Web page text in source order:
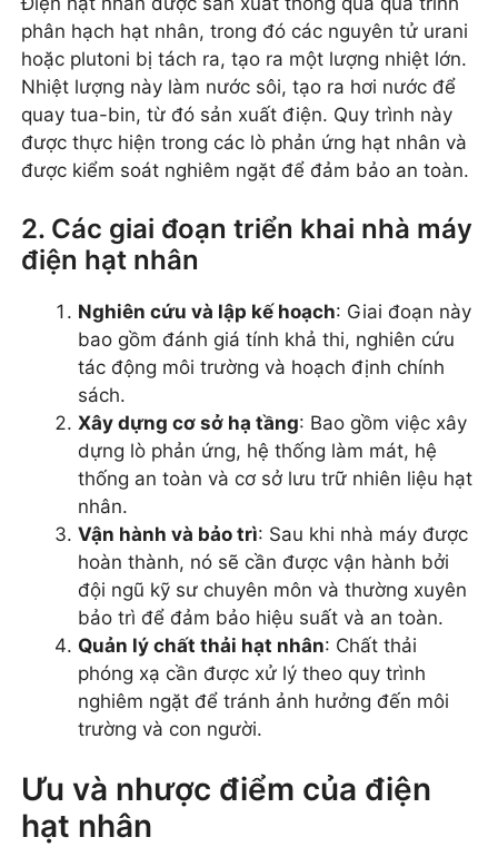
phân hạch hạt nhân, trong đó các nguyên tử urani
hoặc plutoni bị tách ra, tạo ra một lượng nhiệt lớn.
Nhiệt lượng này làm nước sôi, tạo ra hơi nước để
quay tua-bin, từ đó sản xuất điện. Quy trình này
được thực hiện trong các lò phản ứng hạt nhân và
được kiểm soát nghiêm ngặt để đảm bảo an toàn.
2. Các giai đoạn triển khai nhà máy
điện hạt nhân
Nghiên cứu và lập kế hoạch: Giai đoạn này
bao gồm đánh giá tính khả thi, nghiên cứu
tác động môi trường và hoạch định chính
sách.
Xây dựng cơ sở hạ tầng: Bao gồm việc xây
dựng lò phản ứng, hệ thống làm mát, hệ
thống an toàn và cơ sở lưu trữ nhiên liệu hạt
nhân.
Vận hành và bảo trì: Sau khi nhà máy được
hoàn thành, nó sẽ cần được vận hành bởi
đội ngũ kỹ sư chuyên môn và thường xuyên
bảo trì để đảm bảo hiệu suất và an toàn.
Quản lý chất thải hạt nhân: Chất thải
phóng xạ cần được xử lý theo quy trình
nghiêm ngặt để tránh ảnh hưởng đến môi
trường và con người.
Ưu và nhược điểm của điện
hạt nhân